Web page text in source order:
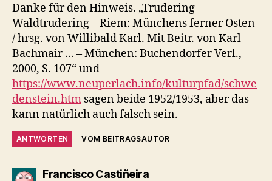
Danke für den Hinweis. „Trudering –
Waldtrudering – Riem: Münchens ferner Osten
/ hrsg. von Willibald Karl. Mit Beitr. von Karl
Bachmair … – München: Buchendorfer Verl.,
2000, S. 107“ und
https://www.neuperlach.info/kulturpfad/schwe
denstein.htm sagen beide 1952/1953, aber das
kann natürlich auch falsch sein.
ANTWORTEN VOM BEITRAGSAUTOR
Francisco Castiñeirasagt: